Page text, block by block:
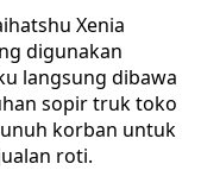
Xenia
digunakan
langsung dibawa
sopir truk toko
korban untuk
roti.